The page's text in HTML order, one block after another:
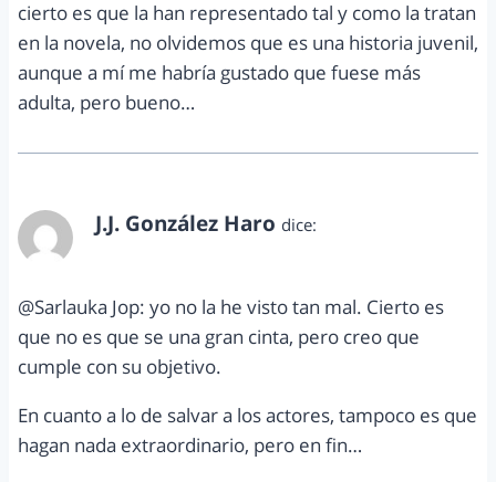
cierto es que la han representado tal y como la tratan
en la novela, no olvidemos que es una historia juvenil,
aunque a mí me habría gustado que fuese más
adulta, pero bueno…
J.J. González Haro dice:
@Sarlauka Jop: yo no la he visto tan mal. Cierto es
que no es que se una gran cinta, pero creo que
cumple con su objetivo.
En cuanto a lo de salvar a los actores, tampoco es que
hagan nada extraordinario, pero en fin…